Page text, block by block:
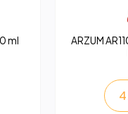
ml
ARZUM